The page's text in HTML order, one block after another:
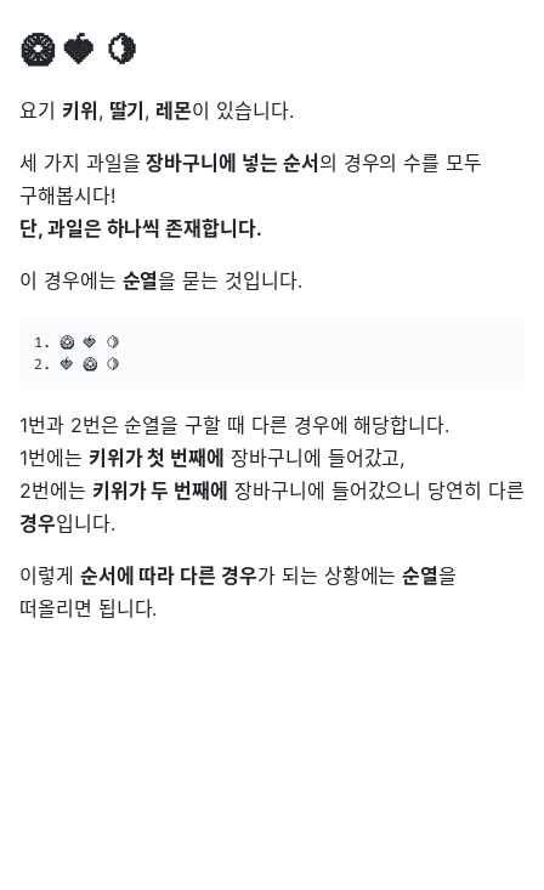
🥝 🍓 🍋
요기 키위 , 딸기 , 레몬이 있습니다.
세 가지 과일을장바구니에 넣는 순서 의 경우의 수를 모두
구해봅시다!
단, 과일은 하나씩 존재합니다.
이 경우에는 순열을 묻는 것입니다.
1. 🥝 🍓 🍋
2. 🍓 🥝 🍋
1번과 2번은 순열을 구할 때 다른 경우에 해당합니다.
1번에는 키위가 첫 번째에 장바구니에 들어갔고,
2번에는 키위가 두 번째에 장바구니에 들어갔으니 당연히 다른
경우입니다.
이렇게 순서에 따라 다른 경우가 되는 상황에는순열을
떠올리면 됩니다.